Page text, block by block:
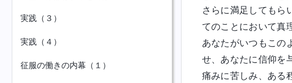
実践（３）
実践（４）
征服の働きの内幕（１）
さらに満足してもら
てのことにおいて真
あなたがいつもこの
せ、あなたに信仰を
痛みに苦しみ、ある